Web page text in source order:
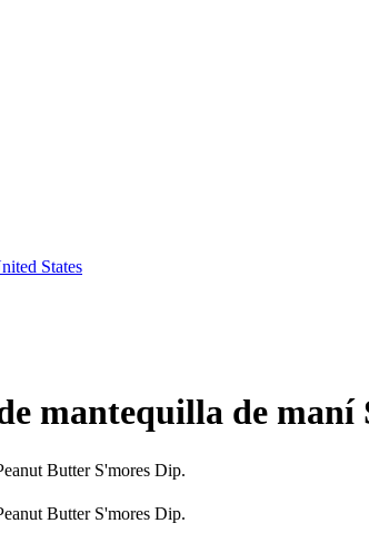
States
mantequilla de maní
Butter S'mores Dip.
Butter S'mores Dip.